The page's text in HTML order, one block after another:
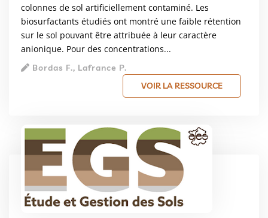
colonnes de sol artificiellement contaminé. Les
biosurfactants étudiés ont montré une faible rétention
sur le sol pouvant être attribuée à leur caractère
anionique. Pour des concentrations...
Bordas F., Lafrance P.
VOIR LA RESSOURCE